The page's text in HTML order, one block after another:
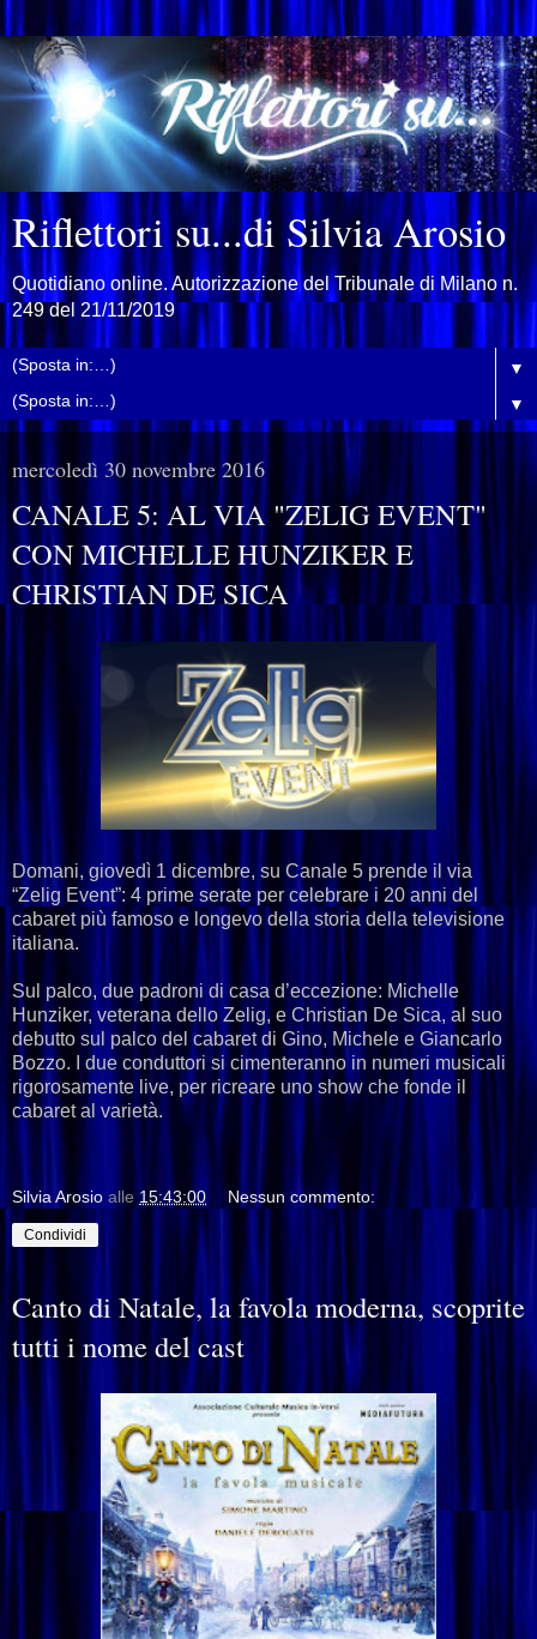
Riflettori su...di Silvia Arosio
Quotidiano online. Autorizzazione del Tribunale di Milano n.
249 del 21/11/2019
▼
▼
mercoledì 30 novembre 2016
CANALE 5: AL VIA "ZELIG EVENT"
CON MICHELLE HUNZIKER E
CHRISTIAN DE SICA
Domani, giovedì 1 dicembre, su Canale 5 prende il via
“Zelig Event”: 4 prime serate per celebrare i 20 anni del
cabaret più famoso e longevo della storia della televisione
italiana.
Sul palco, due padroni di casa d’eccezione: Michelle
Hunziker, veterana dello Zelig, e Christian De Sica, al suo
debutto sul palco del cabaret di Gino, Michele e Giancarlo
Bozzo. I due conduttori si cimenteranno in numeri musicali
rigorosamente live, per ricreare uno show che fonde il
cabaret al varietà.
Silvia Arosio alle 15:43:00 Nessun commento:
Condividi
Canto di Natale, la favola moderna, scoprite
tutti i nome del cast